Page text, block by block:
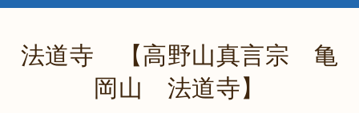
法道寺 【高野山真言宗 亀
岡山 法道寺】